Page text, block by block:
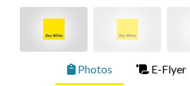
Photos E-Flyer